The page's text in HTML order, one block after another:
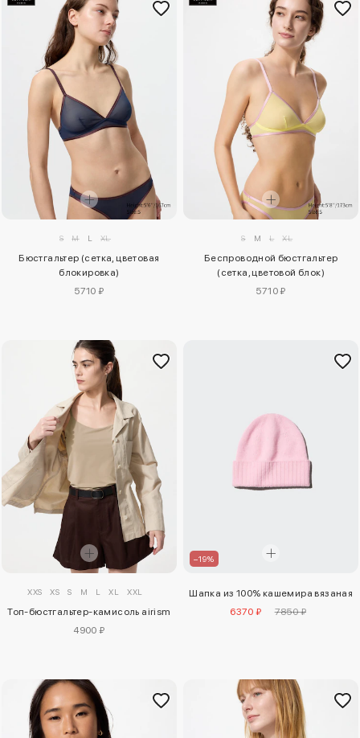
S M L XL
Бюстгальтер (сетка, цветовая
блокировка)
5710 ₽
S M L XL
Беспроводной бюстгальтер
(сетка, цветовой блок)
5710 ₽
XXS XS S M L XL XXL
Топ-бюстгальтер-камисоль airism
4900 ₽
–19%
Шапка из 100% кашемира вязаная
6370 ₽
7850 ₽